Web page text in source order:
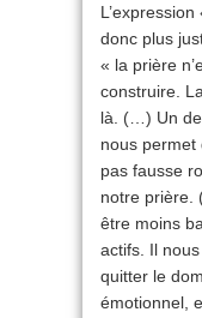
donc plus
« la prière
construire.
là. (…) Un
nous permet
pas fausse
notre prière.
être moins
actifs. Il
quitter le
émotionnel,